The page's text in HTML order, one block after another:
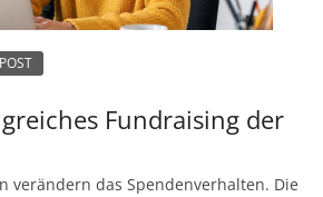
Fundraising der
verändern das Spendenverhalten. Die